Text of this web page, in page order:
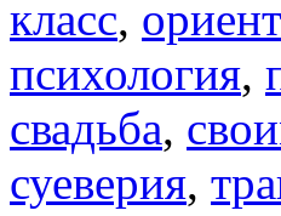
класс,
психология,
свадьба,
суеверия,